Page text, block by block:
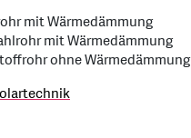
mit Wärmedämmung
mit Wärmedämmung
ohne Wärmedämmung